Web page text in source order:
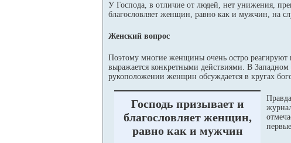
У Господа, в отличие от людей, нет унижения,
благословляет женщин, равно как и мужчин, на
Женский вопрос
Поэтому многие женщины очень остро реагируют
выражается конкретными действиями. В
рукоположении женщин обсуждается в кругах
Господь призывает и
благословляет женщин,
равно как и мужчин